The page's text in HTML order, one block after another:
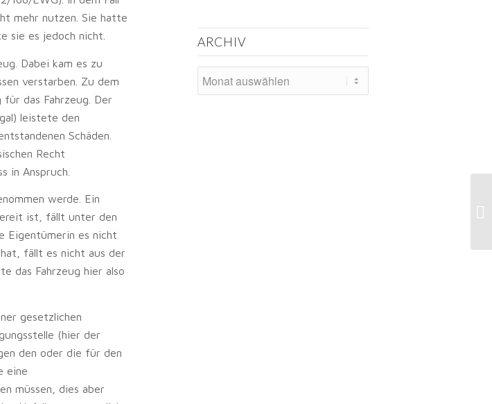
mehr nutzen. Sie hatte
sie es jedoch nicht.
Dabei kam es zu
verstarben. Zu dem
das Fahrzeug. Der
leistete den
Schäden.
Recht
in Anspruch.
werde. Ein
ist, fällt unter den
Eigentümerin es nicht
fällt es nicht aus der
das Fahrzeug hier also
gesetzlichen
(hier der
den oder die für den
eine
müssen, dies aber
ARCHIV